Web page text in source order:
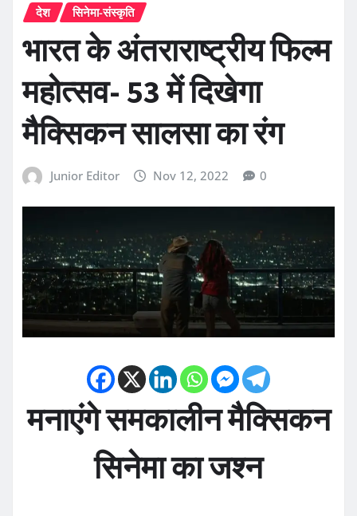
देश सिनेमा-संस्कृति
भारत के अंतराराष्ट्रीय फिल्म
महोत्सव- 53 में दिखेगा
मैक्सिकन सालसा का रंग
Junior Editor Nov 12, 2022 0
मनाएंगे समकालीन मैक्सिकन
सिनेमा का जश्न